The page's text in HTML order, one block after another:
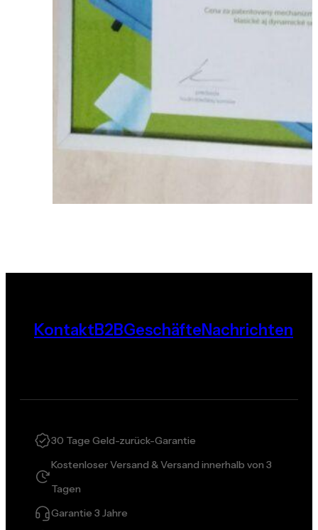
KontaktB2BGeschäfteNachrichten
30 Tage Geld-zurück-Garantie
Kostenloser Versand & Versand innerhalb von 3
Tagen
Garantie 3 Jahre